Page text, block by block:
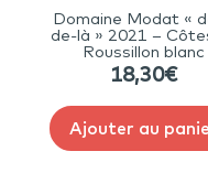
Domaine Modat «
de-là » 2021 –
Roussillon blanc
18,30€
Ajouter au